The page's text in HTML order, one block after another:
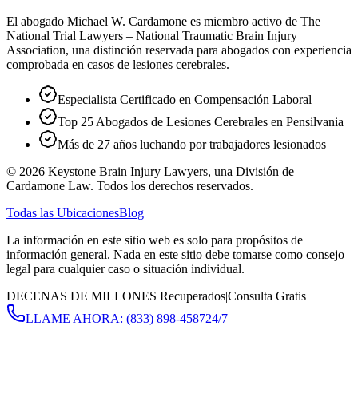
El abogado Michael W. Cardamone es miembro activo de The
National Trial Lawyers – National Traumatic Brain Injury
Association, una distinción reservada para abogados con experiencia
comprobada en casos de lesiones cerebrales.
Especialista Certificado en Compensación Laboral
Top 25 Abogados de Lesiones Cerebrales en Pensilvania
Más de 27 años luchando por trabajadores lesionados
© 2026 Keystone Brain Injury Lawyers, una División de
Cardamone Law. Todos los derechos reservados.
Todas las UbicacionesBlog
La información en este sitio web es solo para propósitos de
información general. Nada en este sitio debe tomarse como consejo
legal para cualquier caso o situación individual.
DECENAS DE MILLONES Recuperados|Consulta Gratis
LLAME AHORA: (833) 898-458724/7